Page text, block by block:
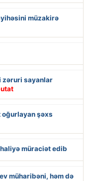
müzakirə
zəruri sayanlar
oğurlayan şəxs
müraciət edib
müharibəni, həm də